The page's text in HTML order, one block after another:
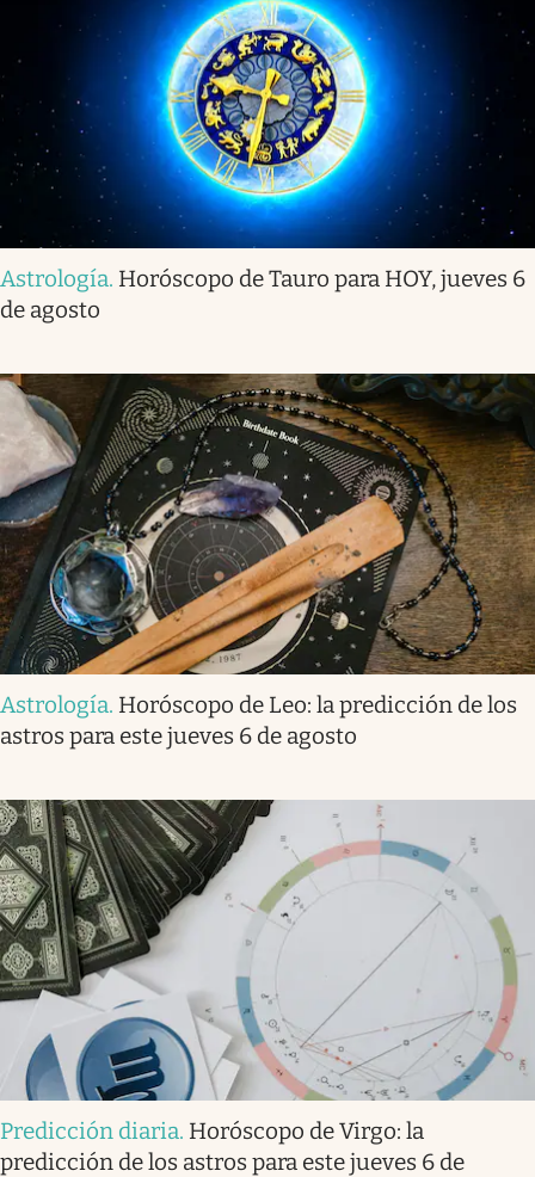
Astrología. Horóscopo de Tauro para HOY, jueves 6
de agosto
Astrología. Horóscopo de Leo: la predicción de los
astros para este jueves 6 de agosto
Predicción diaria. Horóscopo de Virgo: la
predicción de los astros para este jueves 6 de